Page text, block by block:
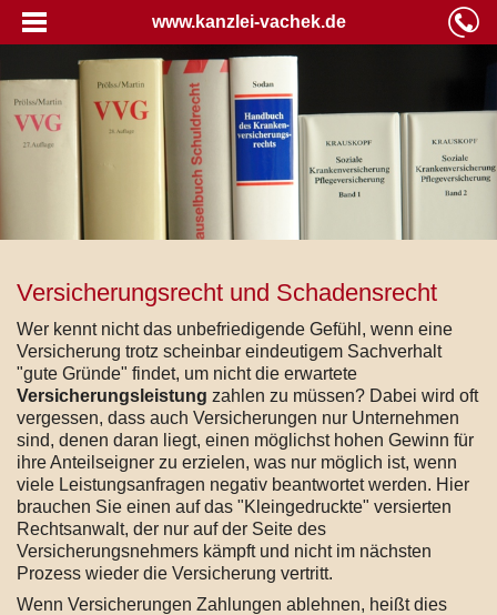
www.kanzlei-vachek.de
Versicherungsrecht und Schadensrecht
Wer kennt nicht das unbefriedigende Gefühl, wenn eine
Versicherung trotz scheinbar eindeutigem Sachverhalt
"gute Gründe" findet, um nicht die erwartete
Versicherungsleistung zahlen zu müssen? Dabei wird oft
vergessen, dass auch Versicherungen nur Unternehmen
sind, denen daran liegt, einen möglichst hohen Gewinn für
ihre Anteilseigner zu erzielen, was nur möglich ist, wenn
viele Leistungsanfragen negativ beantwortet werden. Hier
brauchen Sie einen auf das "Kleingedruckte" versierten
Rechtsanwalt, der nur auf der Seite des
Versicherungsnehmers kämpft und nicht im nächsten
Prozess wieder die Versicherung vertritt.
Wenn Versicherungen Zahlungen ablehnen, heißt dies